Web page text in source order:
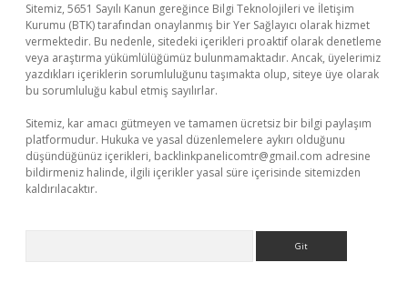
Sitemiz, 5651 Sayılı Kanun gereğince Bilgi Teknolojileri ve İletişim
Kurumu (BTK) tarafından onaylanmış bir Yer Sağlayıcı olarak hizmet
vermektedir. Bu nedenle, sitedeki içerikleri proaktif olarak denetleme
veya araştırma yükümlülüğümüz bulunmamaktadır. Ancak, üyelerimiz
yazdıkları içeriklerin sorumluluğunu taşımakta olup, siteye üye olarak
bu sorumluluğu kabul etmiş sayılırlar.
Sitemiz, kar amacı gütmeyen ve tamamen ücretsiz bir bilgi paylaşım
platformudur. Hukuka ve yasal düzenlemelere aykırı olduğunu
düşündüğünüz içerikleri, backlinkpanelicomtr@gmail.com adresine
bildirmeniz halinde, ilgili içerikler yasal süre içerisinde sitemizden
kaldırılacaktır.